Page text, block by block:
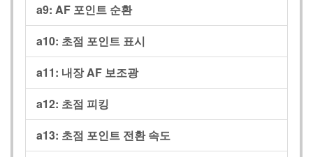
a9: AF 포인트 순환
a10: 초점 포인트 표시
a11: 내장 AF 보조광
a12: 초점 피킹
a13: 초점 포인트 전환 속도